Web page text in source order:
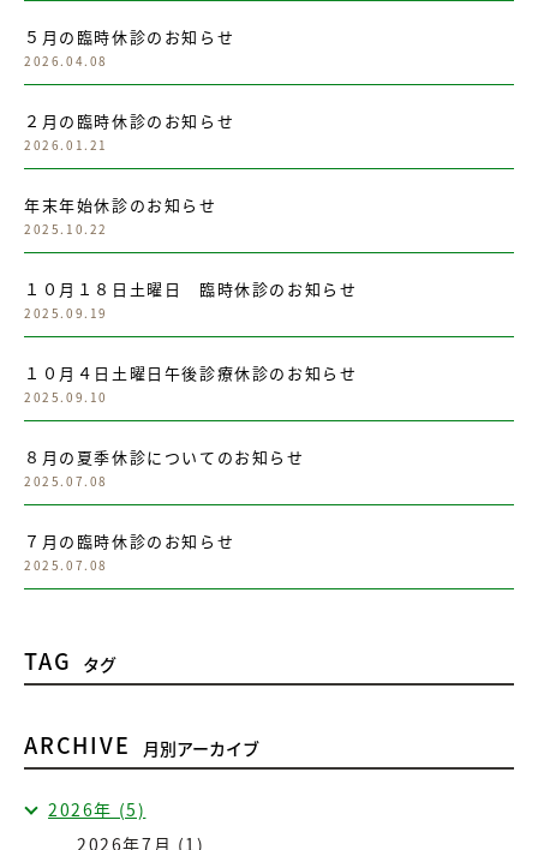
５月の臨時休診のお知らせ
2026.04.08
２月の臨時休診のお知らせ
2026.01.21
年末年始休診のお知らせ
2025.10.22
１０月１８日土曜日 臨時休診のお知らせ
2025.09.19
１０月４日土曜日午後診療休診のお知らせ
2025.09.10
８月の夏季休診についてのお知らせ
2025.07.08
７月の臨時休診のお知らせ
2025.07.08
TAG タグ
ARCHIVE 月別アーカイブ
2026年 (5)
2026年7月 (1)